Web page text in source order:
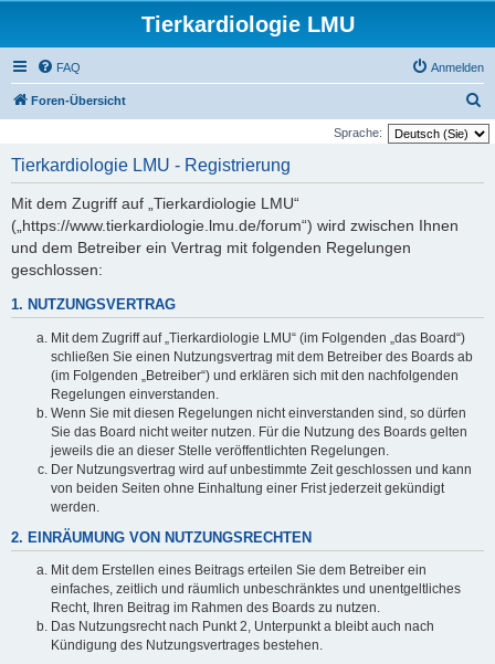
Tierkardiologie LMU
FAQ Anmelden
Foren-Übersicht
u
Sprache:
Tierkardiologie LMU - Registrierung
Mit dem Zugriff auf „Tierkardiologie LMU“
(„https://www.tierkardiologie.lmu.de/forum“) wird zwischen Ihnen
und dem Betreiber ein Vertrag mit folgenden Regelungen
geschlossen:
1. NUTZUNGSVERTRAG
Mit dem Zugriff auf „Tierkardiologie LMU“ (im Folgenden „das Board“)
schließen Sie einen Nutzungsvertrag mit dem Betreiber des Boards ab
(im Folgenden „Betreiber“) und erklären sich mit den nachfolgenden
Regelungen einverstanden.
Wenn Sie mit diesen Regelungen nicht einverstanden sind, so dürfen
Sie das Board nicht weiter nutzen. Für die Nutzung des Boards gelten
jeweils die an dieser Stelle veröffentlichten Regelungen.
Der Nutzungsvertrag wird auf unbestimmte Zeit geschlossen und kann
von beiden Seiten ohne Einhaltung einer Frist jederzeit gekündigt
werden.
2. EINRÄUMUNG VON NUTZUNGSRECHTEN
Mit dem Erstellen eines Beitrags erteilen Sie dem Betreiber ein
einfaches, zeitlich und räumlich unbeschränktes und unentgeltliches
Recht, Ihren Beitrag im Rahmen des Boards zu nutzen.
Das Nutzungsrecht nach Punkt 2, Unterpunkt a bleibt auch nach
Kündigung des Nutzungsvertrages bestehen.